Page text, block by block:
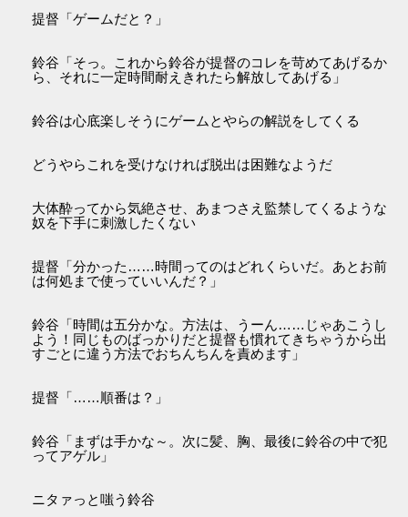
提督「ゲームだと？」
鈴谷「そっ。これから鈴谷が提督のコレを苛めてあげるか
ら、それに一定時間耐えきれたら解放してあげる」
鈴谷は心底楽しそうにゲームとやらの解説をしてくる
どうやらこれを受けなければ脱出は困難なようだ
大体酔ってから気絶させ、あまつさえ監禁してくるような
奴を下手に刺激したくない
提督「分かった……時間ってのはどれくらいだ。あとお前
は何処まで使っていいんだ？」
鈴谷「時間は五分かな。方法は、うーん……じゃあこうし
よう！同じものばっかりだと提督も慣れてきちゃうから出
すごとに違う方法でおちんちんを責めます」
提督「……順番は？」
鈴谷「まずは手かな～。次に髪、胸、最後に鈴谷の中で犯
ってアゲル」
ニタァっと嗤う鈴谷